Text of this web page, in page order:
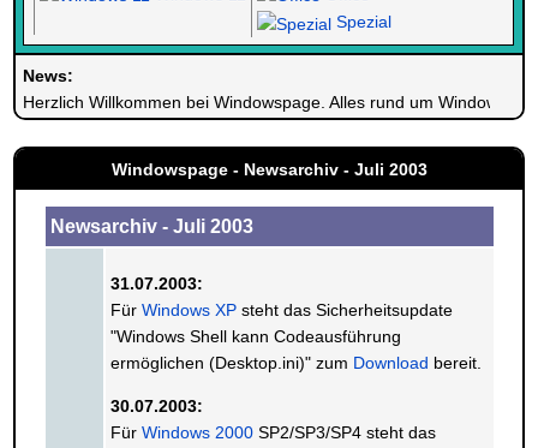
Spezial
News:
Herzlich Willkommen bei Windowspage. Alles rund um Windows.
Windowspage - Newsarchiv - Juli 2003
Newsarchiv - Juli 2003
31.07.2003:
Für Windows XPsteht das Sicherheitsupdate
"Windows Shell kann Codeausführung
ermöglichen (Desktop.ini)" zum Download bereit.
30.07.2003:
Für Windows 2000SP2/SP3/SP4 steht das